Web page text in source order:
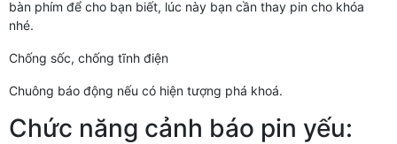
bàn phím để cho bạn biết, lúc này bạn cần thay pin cho khóa
nhé.
Chống sốc, chống tĩnh điện
Chuông báo động nếu có hiện tượng phá khoá.
Chức năng cảnh báo pin yếu: